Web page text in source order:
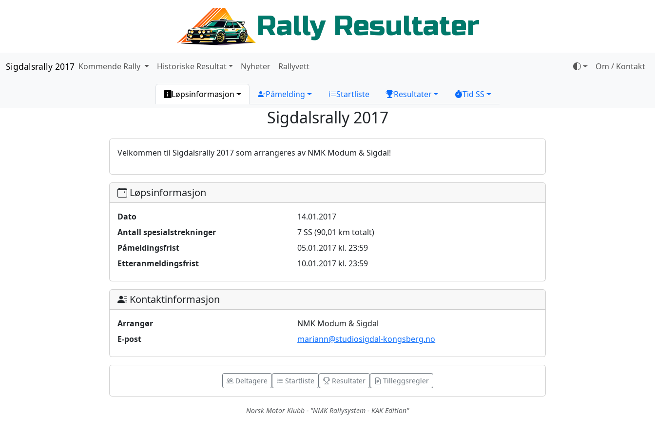
Rally Resultater
Sigdalsrally 2017 Kommende Rally Historiske Resultat Nyheter Rallyvett Om / Kontakt
Løpsinformasjon Påmelding Startliste Resultater Tid SS
Sigdalsrally 2017
Velkommen til Sigdalsrally 2017 som arrangeres av NMK Modum & Sigdal!
Løpsinformasjon
Dato
14.01.2017
Antall spesialstrekninger
7 SS (90,01 km totalt)
Påmeldingsfrist
05.01.2017 kl. 23:59
Etteranmeldingsfrist
10.01.2017 kl. 23:59
Kontaktinformasjon
Arrangør
NMK Modum & Sigdal
E-post
mariann@studiosigdal-kongsberg.no
Deltagere Startliste Resultater Tilleggsregler
Norsk Motor Klubb - "NMK Rallysystem - KAK Edition"